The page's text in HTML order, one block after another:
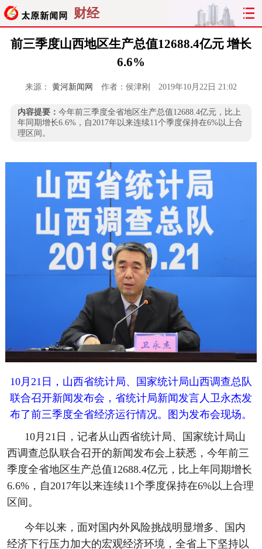
财经
前三季度山西地区生产总值12688.4亿元 增长
6.6%
来源： 黄河新闻网 作者：侯津刚 2019年10月22日 21:02
内容提要：今年前三季度全省地区生产总值12688.4亿元，比上
年同期增长6.6%，自2017年以来连续11个季度保持在6%以上合
理区间。
10月21日，山西省统计局、国家统计局山西调查总队
联合召开新闻发布会，省统计局新闻发言人卫永杰发
布了前三季度全省经济运行情况。图为发布会现场。
10月21日，记者从山西省统计局、国家统计局山
西调查总队联合召开的新闻发布会上获悉，今年前三
季度全省地区生产总值12688.4亿元，比上年同期增长
6.6%，自2017年以来连续11个季度保持在6%以上合理
区间。
今年以来，面对国内外风险挑战明显增多、国内
经济下行压力加大的宏观经济环境，全省上下坚持以